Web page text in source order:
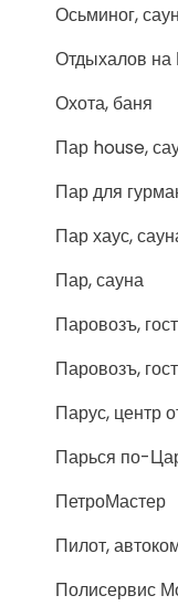
Осьминог,
Отдыхалов
Охота, баня
Пар house,
Пар для
Пар хаус,
Пар, сауна
Паровозъ,
Паровозъ,
Парус, центр
Парься по-
ПетроМастер
Пилот,
Полисервис